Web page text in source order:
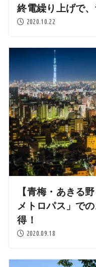
終電繰り上げで
2020.10.22
【青梅・あきる
メトロパス」で
得！
2020.09.18